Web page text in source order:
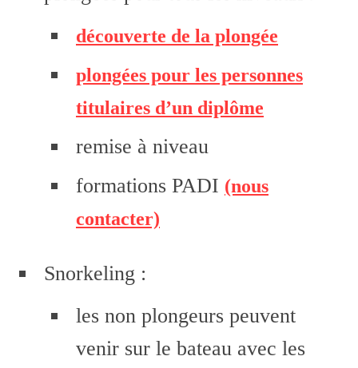
découverte de la plongée
plongées pour les personnes
titulaires d’un diplôme
remise à niveau
formations PADI (nous
contacter)
Snorkeling :
les non plongeurs peuvent
venir sur le bateau avec les